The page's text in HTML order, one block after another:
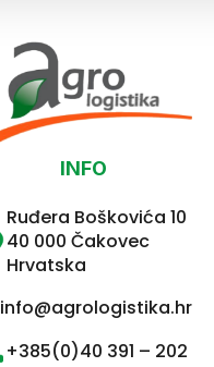
INFO
Ruđera Boškovića 10
40 000 Čakovec
Hrvatska
info@agrologistika.hr
+385(0)40 391 – 202